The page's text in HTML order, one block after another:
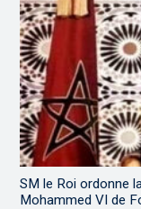
SM le Roi ordonne
Mohammed VI de